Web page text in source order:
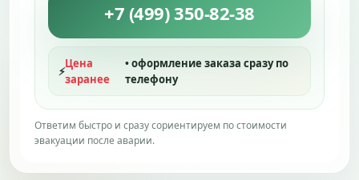
+7 (499) 350-82-38
⚡
Цена
заранее
• оформление заказа сразу по
телефону
Ответим быстро и сразу сориентируем по стоимости
эвакуации после аварии.